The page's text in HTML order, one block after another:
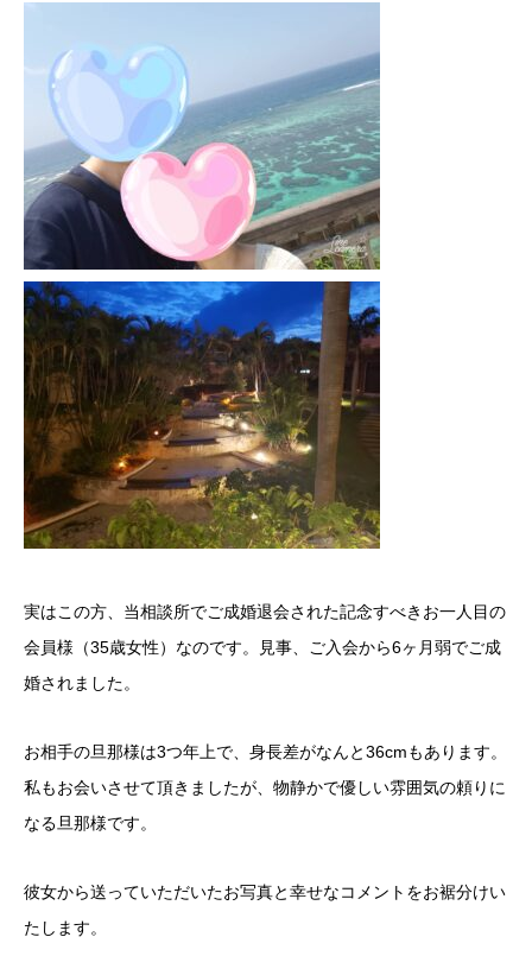
実はこの方、当相談所でご成婚退会された記念すべきお一人目の
会員様（35歳女性）なのです。見事、ご入会から6ヶ月弱でご成
婚されました。
お相手の旦那様は3つ年上で、身長差がなんと36cmもあります。
私もお会いさせて頂きましたが、物静かで優しい雰囲気の頼りに
なる旦那様です。
彼女から送っていただいたお写真と幸せなコメントをお裾分けい
たします。